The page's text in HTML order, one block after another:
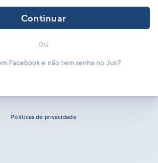
Continuar
ou
Facebook e não tem senha no Jus?
Políticas de privacidade